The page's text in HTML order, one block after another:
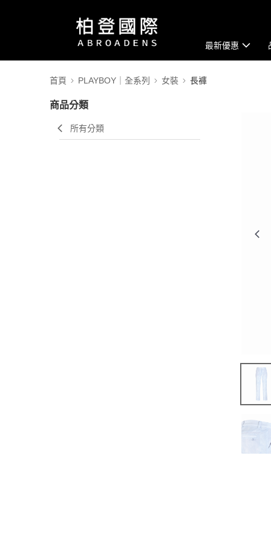
最新優惠
首頁 PLAYBOY｜全系列 女裝 長褲
商品分類
所有分類